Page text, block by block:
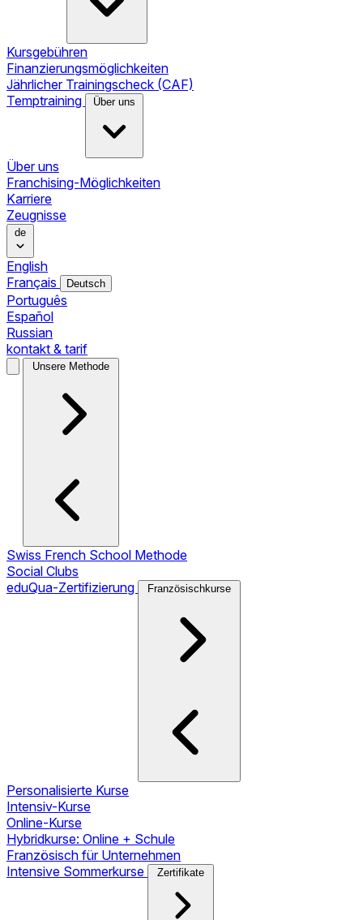
Kursgebühren
Finanzierungsmöglichkeiten
Jährlicher Trainingscheck (CAF)
Temptraining
Über uns
Über uns
Franchising-Möglichkeiten
Karriere
Zeugnisse
de
English
Français
Deutsch
Português
Español
Russian
kontakt & tarif
Unsere Methode
Swiss French School Methode
Social Clubs
eduQua-Zertifizierung
Französischkurse
Personalisierte Kurse
Intensiv-Kurse
Online-Kurse
Hybridkurse: Online + Schule
Französisch für Unternehmen
Intensive Sommerkurse
Zertifikate